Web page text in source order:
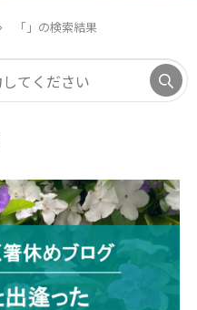
「」の検索結果